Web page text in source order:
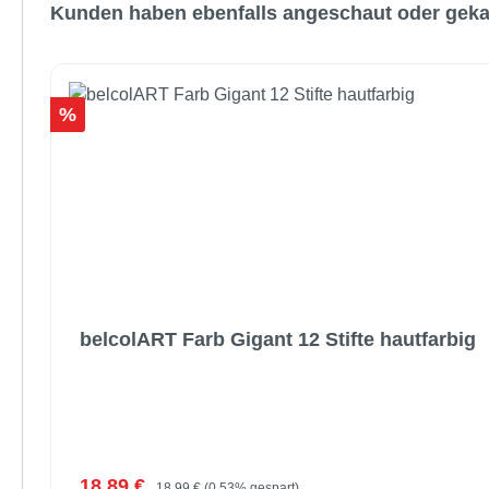
Produktgalerie überspringen
Kunden haben ebenfalls angeschaut oder
Rabatt
%
belcolART Farb Gigant 12 Stifte hautfarbig
Verkaufspreis:Regulärer Preis: